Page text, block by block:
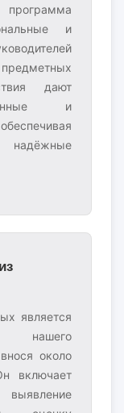
и
дают
и
является
около
включает